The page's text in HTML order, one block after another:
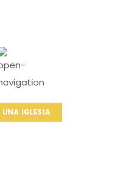
IGLESIA